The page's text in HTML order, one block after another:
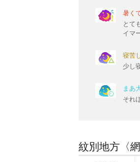
暑く
とて
イマ
寝苦
少し
まあ
それ
紋別地方〈